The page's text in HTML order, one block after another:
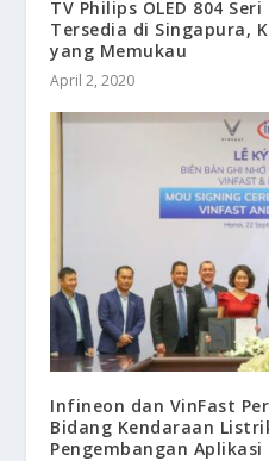
TV Philips OLED 804
Tersedia di Singapura,
yang Memukau
April 2, 2020
Infineon dan VinFast
Bidang Kendaraan
Pengembangan Aplikasi